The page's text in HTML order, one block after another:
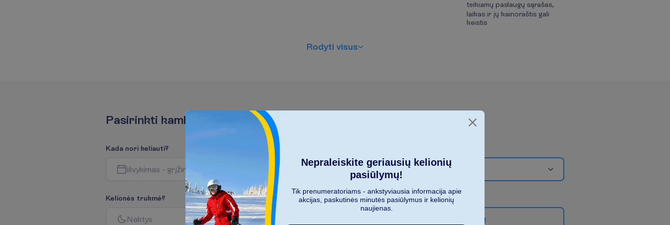
teikiamų paslaugų sąrašas,
laikas ir jų kainoraštis gali
keistis
Rodyti visus
Pasirinkti kamb
Kada nori keliauti?
išvykimas - grįžim a
Kelionės trukmė?
Naktys ų
Nepraleiskite geriausių kelionių
pasiūlymų!
Tik prenumeratoriams - ankstyviausia informacija apie
akcijas, paskutinės minutės pasiūlymus ir kelionių
naujienas.